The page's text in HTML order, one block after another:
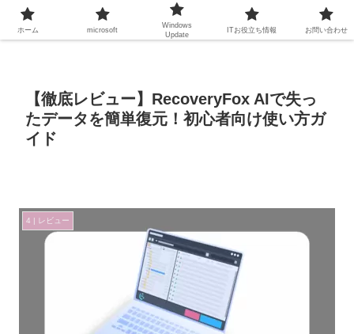
【徹底レビュー】RecoveryFox AIで失っ
たデータを簡単復元！初心者向け使い方ガ
イド
4 | レビュー
ホーム microsoft
Windows
Update
ITお役立ち情報 お問い合わせ